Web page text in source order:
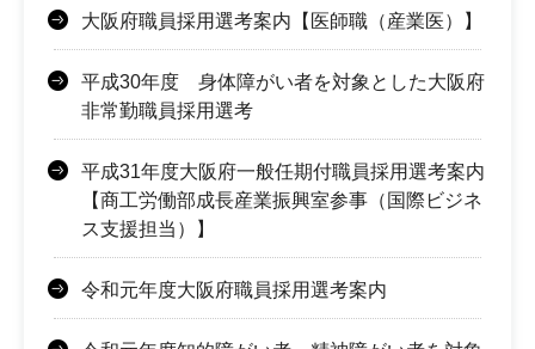
大阪府職員採用選考案内【医師職（産業医）】
平成30年度 身体障がい者を対象とした大阪府
非常勤職員採用選考
平成31年度大阪府一般任期付職員採用選考案内
【商工労働部成長産業振興室参事（国際ビジネ
ス支援担当）】
令和元年度大阪府職員採用選考案内